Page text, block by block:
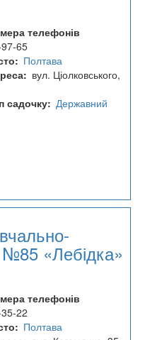
телефонів
65
Полтава
вул. Ціолковського,
садочку
Державний
«Лебідка»
телефонів
22
Полтава